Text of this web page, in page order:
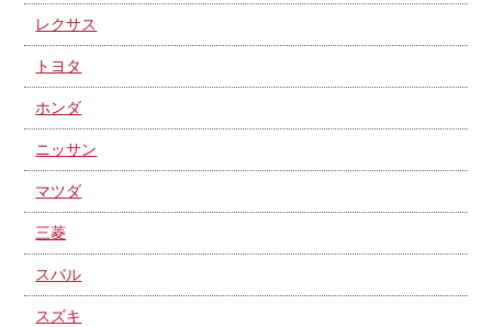
レクサス
トヨタ
ホンダ
ニッサン
マツダ
三菱
スバル
スズキ